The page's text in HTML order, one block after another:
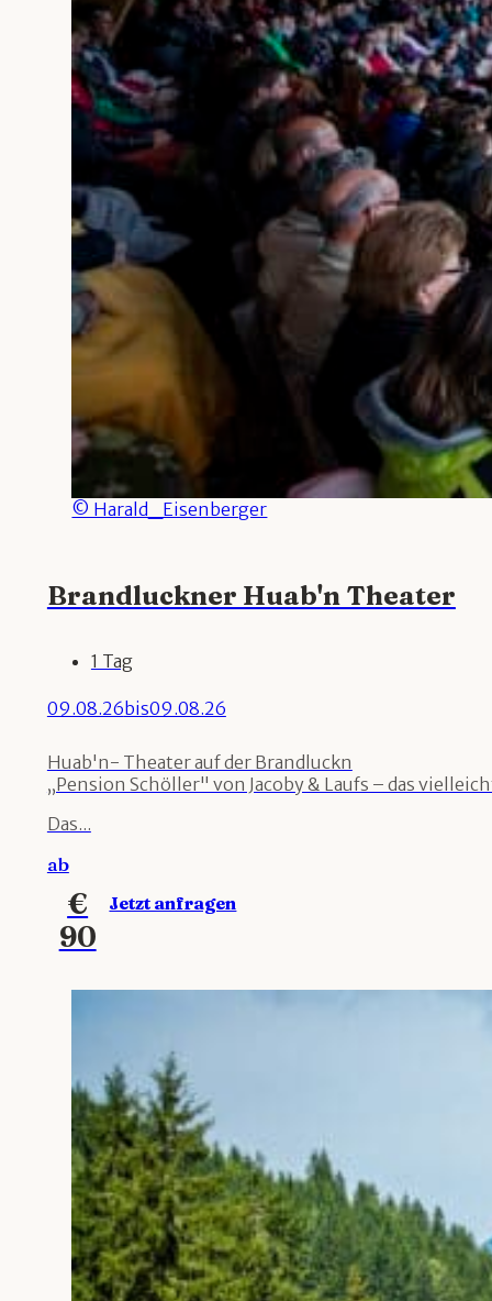
© Harald_Eisenberger
Brandluckner Huab'n Theater
1 Tag
09.08.26bis09.08.26
Huab'n- Theater auf der Brandluckn
„Pension Schöller" von Jacoby & Laufs – das
Das...
ab
€
90
Jetzt anfragen